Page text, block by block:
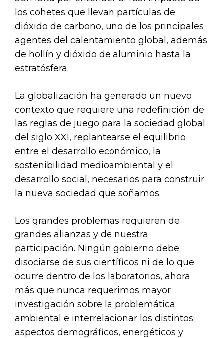
los cohetes que llevan partículas de
dióxido de carbono, uno de los principales
agentes del calentamiento global, además
de hollín y dióxido de aluminio hasta la
estratósfera.
La globalización ha generado un nuevo
contexto que requiere una redefinición de
las reglas de juego para la sociedad global
del siglo XXI, replantearse el equilibrio
entre el desarrollo económico, la
sostenibilidad medioambiental y el
desarrollo social, necesarios para construir
la nueva sociedad que soñamos.
Los grandes problemas requieren de
grandes alianzas y de nuestra
participación. Ningún gobierno debe
disociarse de sus científicos ni de lo que
ocurre dentro de los laboratorios, ahora
más que nunca requerimos mayor
investigación sobre la problemática
ambiental e interrelacionar los distintos
aspectos demográficos, energéticos y